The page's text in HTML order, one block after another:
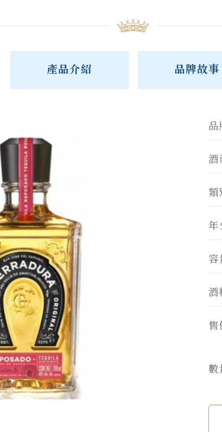
產品介紹 品牌故事
品
酒
類
年
容
酒
售
數